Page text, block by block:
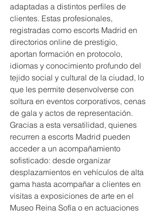
adaptadas a distintos perfiles de
clientes. Estas profesionales,
registradas como escorts Madrid en
directorios online de prestigio,
aportan formación en protocolo,
idiomas y conocimiento profundo del
tejido social y cultural de la ciudad, lo
que les permite desenvolverse con
soltura en eventos corporativos, cenas
de gala y actos de representación.
Gracias a esta versatilidad, quienes
recurren a escorts Madrid pueden
acceder a un acompañamiento
sofisticado: desde organizar
desplazamientos en vehículos de alta
gama hasta acompañar a clientes en
visitas a exposiciones de arte en el
Museo Reina Sofía o en actuaciones